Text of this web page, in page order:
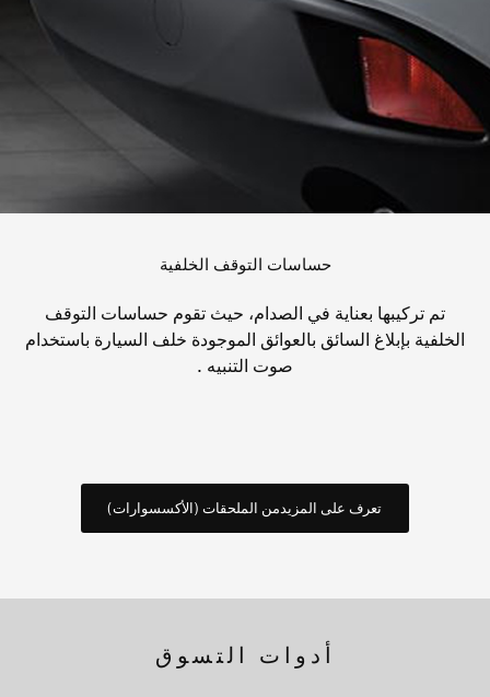
حساسات التوقف الخلفية
تم تركيبها بعناية في الصدام، حيث تقوم حساسات التوقف
الخلفية بإبلاغ السائق بالعوائق الموجودة خلف السيارة باستخدام
صوت التنبيه .
تعرف على المزيدمن الملحقات (الأكسسوارات)
أدوات التسوق